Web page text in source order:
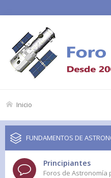
Inicio
FUNDAMENTOS DE
Principiantes
Foros de